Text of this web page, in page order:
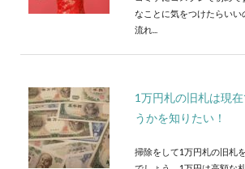
なことに気をつけたらい
流れ...
1万円札の旧札は現
うかを知りたい！
掃除をして1万円札の旧札